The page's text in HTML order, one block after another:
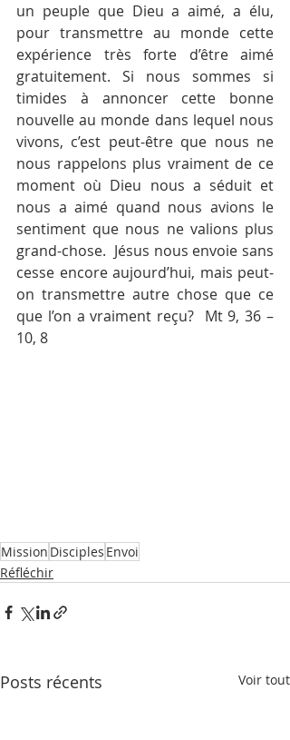
un peuple que Dieu a aimé, a élu,
pour transmettre au monde cette
expérience très forte d’être aimé
gratuitement. Si nous sommes si
timides à annoncer cette bonne
nouvelle au monde dans lequel nous
vivons, c’est peut-être que nous ne
nous rappelons plus vraiment de ce
moment où Dieu nous a séduit et
nous a aimé quand nous avions le
sentiment que nous ne valions plus
grand-chose.  Jésus nous envoie sans
cesse encore aujourd’hui, mais peut-
on transmettre autre chose que ce
que l’on a vraiment reçu?  Mt 9, 36 –
10, 8
Mission Disciples Envoi
Réfléchir
Posts récents Voir tout